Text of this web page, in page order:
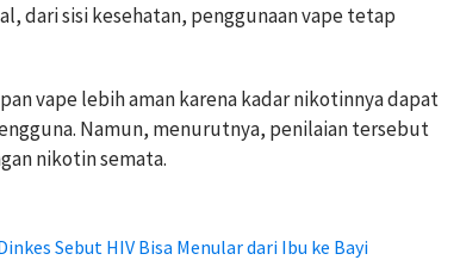
dari sisi kesehatan, penggunaan vape tetap
vape lebih aman karena kadar nikotinnya dapat
Namun, menurutnya, penilaian tersebut
nikotin semata.
Sebut HIV Bisa Menular dari Ibu ke Bayi